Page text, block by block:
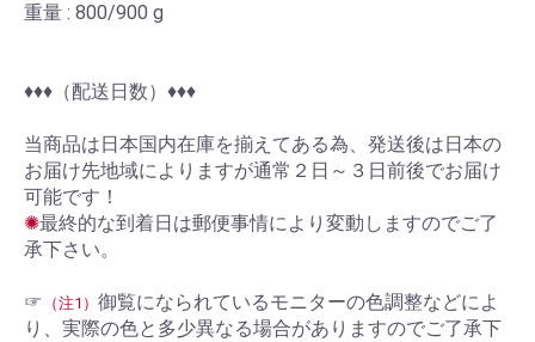
重量 : 800/900 g
♦︎♦︎♦︎（配送日数）♦︎♦︎♦︎
当商品は日本国内在庫を揃えてある為、発送後は日本の
お届け先地域によりますが通常２日～３日前後でお届け
可能です！
✺最終的な到着日は郵便事情により変動しますのでご了
承下さい。
☞ （注1） 御覧になられているモニターの色調整などによ
り、実際の色と多少異なる場合がありますのでご了承下